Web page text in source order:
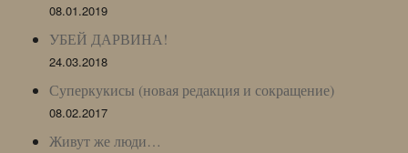
08.01.2019
УБЕЙ ДАРВИНА!
24.03.2018
Суперкукисы (новая редакция и сокращение)
08.02.2017
Живут же люди…